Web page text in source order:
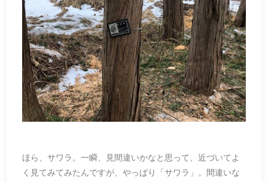
ほら、サワラ。一瞬、見間違いかなと思って、近づいてよ
く見てみてみたんですが、やっぱり「サワラ」。間違いな